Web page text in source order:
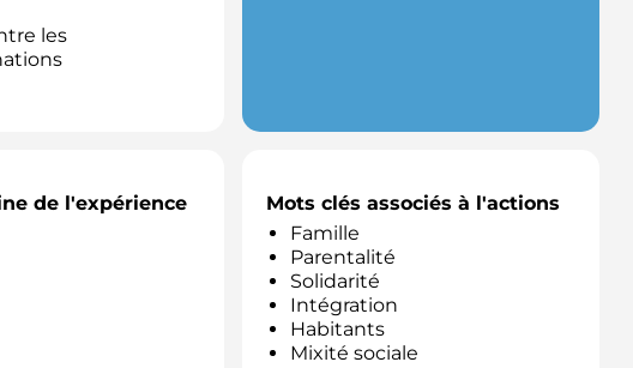
les
de l'expérience
Mots clés associés à l'actions
Famille
Parentalité
Solidarité
Intégration
Habitants
Mixité sociale